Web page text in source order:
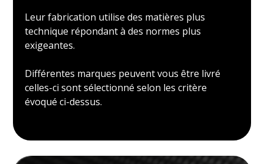
Leur fabrication utilise des matières plus
technique répondant à des normes plus
exigeantes.
Différentes marques peuvent vous être livré
celles-ci sont sélectionné selon les critère
évoqué ci-dessus.